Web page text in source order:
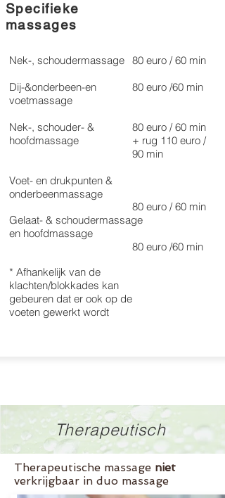
115euro/90 min
Specifieke
massages
Nek-, schoudermassage
Dij-&onderbeen-en
voetmassage
Nek-, schouder- &
hoofdmassage
Voet- en drukpunten &
onderbeenmassage
Gelaat- & schoudermassage
en hoofdmassage
* Afhankelijk van de
klachten/blokkades kan
gebeuren dat er ook op de
voeten gewerkt wordt
80 euro / 60 min
80 euro /60 min
80 euro / 60 min
+ rug 110 euro /
90 min
80 euro / 60 min
80 euro /60 min
Therapeutisch
Therapeutische massage niet
verkrijgbaar in duo massage